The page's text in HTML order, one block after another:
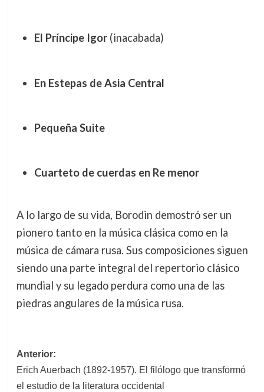
El Príncipe Igor(inacabada)
En Estepas de Asia Central
Pequeña Suite
Cuarteto de cuerdas en Re menor
A lo largo de su vida, Borodin demostró ser un
pionero tanto en la música clásica como en la
música de cámara rusa. Sus composiciones siguen
siendo una parte integral del repertorio clásico
mundial y su legado perdura como una de las
piedras angulares de la música rusa.
Navegación
de
Anterior:
Erich Auerbach (1892-1957). El filólogo que transformó
el estudio de la literatura occidental